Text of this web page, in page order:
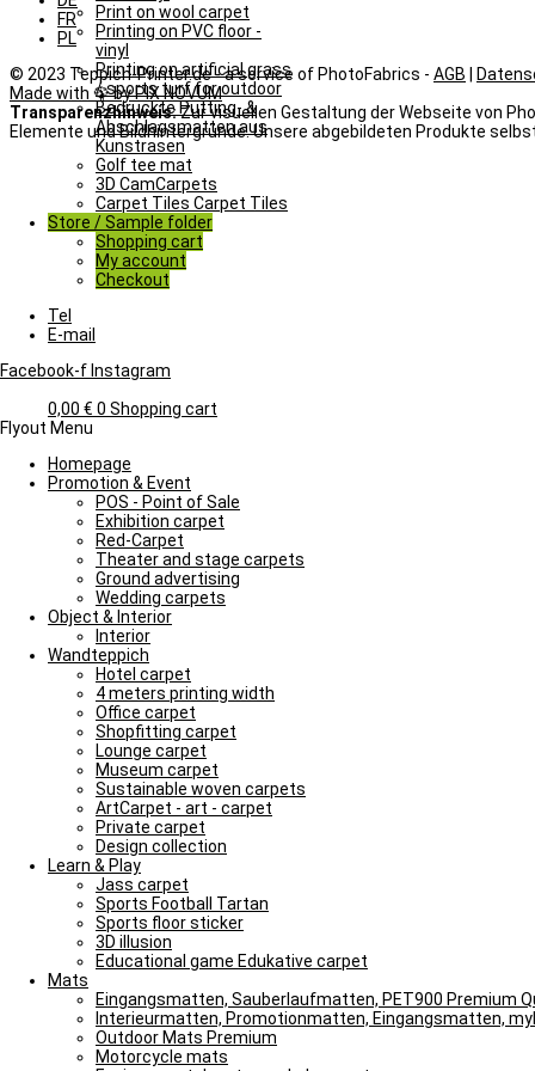
Print on wool carpet
Printing on PVC floor -
vinyl
Printing on artificial grass
/ sports turf for outdoor
Bedruckte Putting- &
Abschlagsmatten aus
Kunstrasen
Golf tee mat
3D CamCarpets
Carpet Tiles Carpet Tiles
Store / Sample folder
Shopping cart
My account
Checkout
Tel
E-mail
Facebook-f Instagram
0,00 € 0 Shopping cart
Flyout Menu
Homepage
Promotion & Event
POS - Point of Sale
Exhibition carpet
Red-Carpet
Theater and stage carpets
Ground advertising
Wedding carpets
Object & Interior
Interior
Wandteppich
Hotel carpet
4 meters printing width
Office carpet
Shopfitting carpet
Lounge carpet
Museum carpet
Sustainable woven carpets
ArtCarpet - art - carpet
Private carpet
Design collection
Learn & Play
Jass carpet
Sports Football Tartan
Sports floor sticker
3D illusion
Educational game Edukative carpet
Mats
Eingangsmatten, Sauberlaufmatten, PET900 Premium
Interieurmatten, Promotionmatten, Eingangsmatten,
Outdoor Mats Premium
Motorcycle mats
FR
PL
© 2023 Teppich-Printer.de - a service of PhotoFabrics - AGB
Made with 🦚 by PIX NOVUM
Transparenzhinweis:Zur visuellen Gestaltung der Webseite von
Elemente und Bildhintergründe. Unsere abgebildeten Produkte